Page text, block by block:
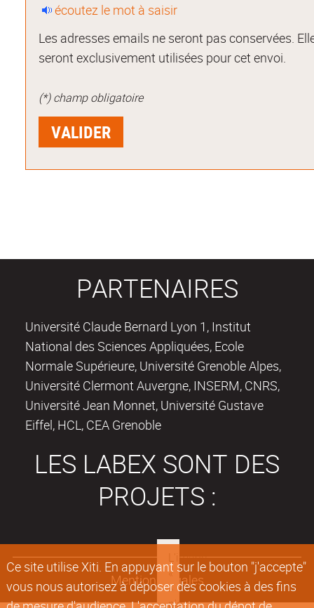
Ce site utilise Xiti. En appuyant sur le bouton "j'accepte"
vous nous autorisez à déposer des cookies à des fins
écoutez le mot à saisir
Les adresses emails ne seront pas conservées.
seront exclusivement utilisées pour cet envoi.
(*) champ obligatoire
PARTENAIRES
Université Claude Bernard Lyon 1, Institut
National des Sciences Appliquées, Ecole
Normale Supérieure, Université Grenoble Alpes,
Université Clermont Auvergne, INSERM, CNRS,
Université Jean Monnet, Université Gustave
Eiffel, HCL, CEA Grenoble
LES LABEX SONT DES
PROJETS :
Mentions légales